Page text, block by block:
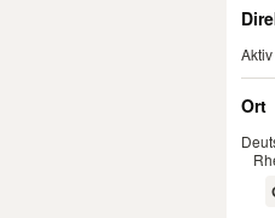
Aktiv
Ort